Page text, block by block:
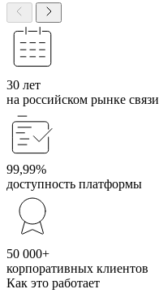
30 лет
на российском рынке связи
99,99%
доступность платформы
50 000+
корпоративных клиентов
Как это работает